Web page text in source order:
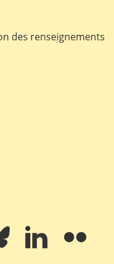
des renseignements